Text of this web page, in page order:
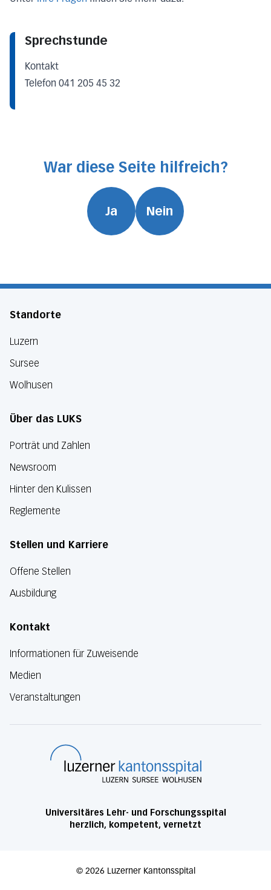
Sprechstunde
Kontakt
Telefon 041 205 45 32
War diese Seite hilfreich?
Ja Nein
Standorte
Luzern
Sursee
Wolhusen
Über das LUKS
Porträt und Zahlen
Newsroom
Hinter den Kulissen
Reglemente
Stellen und Karriere
Offene Stellen
Ausbildung
Kontakt
Informationen für Zuweisende
Medien
Veranstaltungen
Universitäres Lehr- und Forschungsspital
herzlich, kompetent, vernetzt
© 2026 Luzerner Kantonsspital